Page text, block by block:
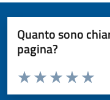
Quanto sono
pagina?
Valuta da 1 a 5 stelle la
Valuta
Valuta 4
Valuta 3 stelle
Valuta 2 stelle su
Valuta 1 stelle su 5